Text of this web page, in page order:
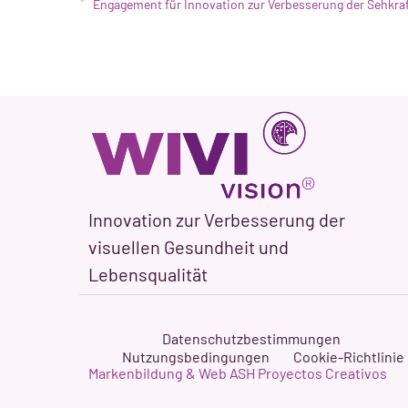
Innovation zur Verbesserung der
visuellen Gesundheit und
Lebensqualität
Datenschutzbestimmungen
Nutzungsbedingungen
Cookie-Richtlinie
Markenbildung & Web ASH Proyectos Creativos